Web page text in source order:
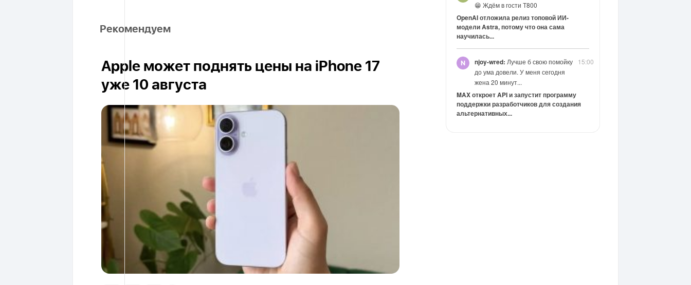
Рекомендуем
Apple может поднять цены на iPhone 17
уже 10 августа
😁 Ждём в гости Т800
OpenAI отложила релиз топовой ИИ-
модели Astra, потому что она сама
научилась...
15:00
njoy-wred: Лучше б свою помойку
до ума довели. У меня сегодня
жена 20 минут...
MAX откроет API и запустит программу
поддержки разработчиков для создания
альтернативных...